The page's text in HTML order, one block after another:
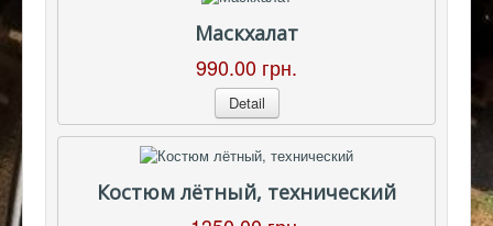
Маскхалат
990.00 грн.
Detail
Костюм лётный, технический